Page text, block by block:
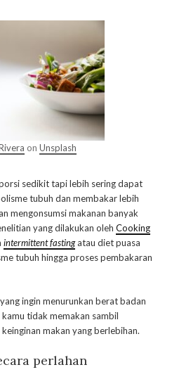
on Unsplash
sedikit tapi lebih sering dapat
tubuh dan membakar lebih
mengonsumsi makanan banyak
yang dilakukan oleh Cooking
intermittent fastingatau diet puasa
tubuh hingga proses pembakaran
ingin menurunkan berat badan
tidak memakan sambil
makan yang berlebihan.
perlahan